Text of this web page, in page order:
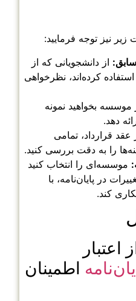
نیز توجه فرمایید:
از دانشجویانی که از
کرده‌اند، نظرخواهی
موسسه بخواهید نمونه
دهد.
عقد قرارداد، تمامی
را به دقت بررسی کنید.
موسسه‌ای را انتخاب کنید
در پایان‌نامه، با
کند.
اطمینان